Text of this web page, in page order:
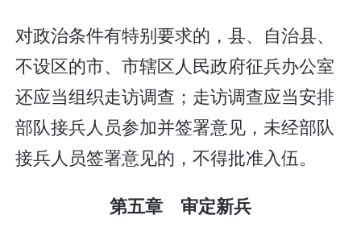
对政治条件有特别要求的，县、自治县、
不设区的市、市辖区人民政府征兵办公室
还应当组织走访调查；走访调查应当安排
部队接兵人员参加并签署意见，未经部队
接兵人员签署意见的，不得批准入伍。
第五章 审定新兵